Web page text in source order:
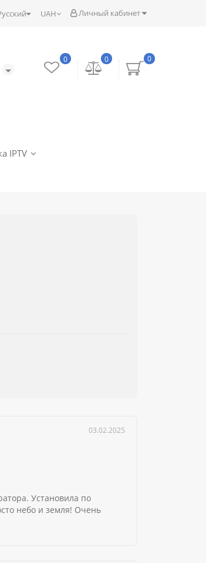
Личный кабинет
UAH
0
0
0
IPTV
03.02.2025
Установила по
небо и земля! Очень